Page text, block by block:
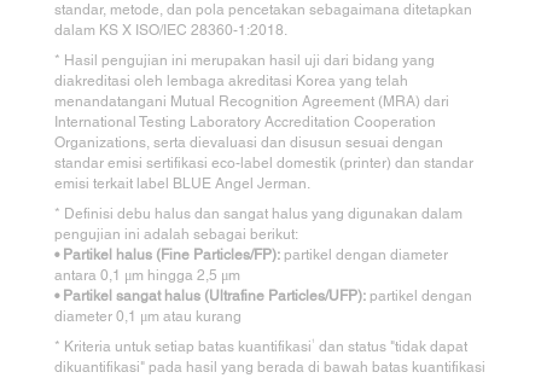
standar, metode, dan pola pencetakan sebagaimana ditetapkan
dalam KS X ISO/IEC 28360-1:2018.
* Hasil pengujian ini merupakan hasil uji dari bidang yang
diakreditasi oleh lembaga akreditasi Korea yang telah
menandatangani Mutual Recognition Agreement (MRA) dari
International Testing Laboratory Accreditation Cooperation
Organizations, serta dievaluasi dan disusun sesuai dengan
standar emisi sertifikasi eco-label domestik (printer) dan standar
emisi terkait label BLUE Angel Jerman.
* Definisi debu halus dan sangat halus yang digunakan dalam
pengujian ini adalah sebagai berikut:
• Partikel halus (Fine Particles/FP):partikel dengan diameter
antara 0,1 μm hingga 2,5 μm
• Partikel sangat halus (Ultrafine Particles/UFP):partikel dengan
diameter 0,1 μm atau kurang
* Kriteria untuk setiap batas kuantifikasi 1
dan status "tidak dapat
dikuantifikasi" pada hasil yang berada di bawah batas kuantifikasi